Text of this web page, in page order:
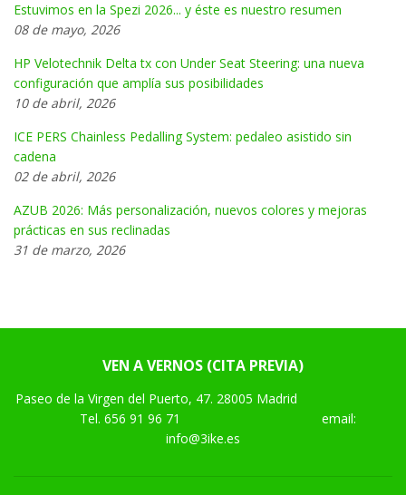
Estuvimos en la Spezi 2026... y éste es nuestro resumen
08 de mayo, 2026
HP Velotechnik Delta tx con Under Seat Steering: una nueva
configuración que amplía sus posibilidades
10 de abril, 2026
ICE PERS Chainless Pedalling System: pedaleo asistido sin
cadena
02 de abril, 2026
AZUB 2026: Más personalización, nuevos colores y mejoras
prácticas en sus reclinadas
31 de marzo, 2026
VEN A VERNOS (CITA PREVIA)
Paseo de la Virgen del Puerto, 47. 28005 Madrid
Tel. 656 91 96 71
email:
info@3ike.es